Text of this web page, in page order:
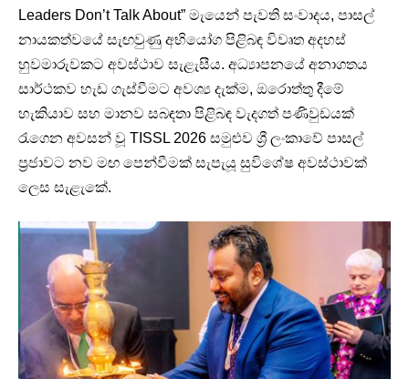
Leaders Don’t Talk About” මැයෙන් පැවති සංවාදය, පාසල්
නායකත්වයේ සැඟවුණු අභියෝග පිළිබඳ විවෘත අදහස්
හුවමාරුවකට අවස්ථාව සැළැසීය. අධ්‍යාපනයේ අනාගතය
සාර්ථකව හැඩ ගැස්වීමට අවශ්‍ය දැක්ම, ඔරොත්තු දීමේ
හැකියාව සහ මානව සබඳතා පිළිබඳ වැදගත් පණිවුඩයක්
රැගෙන අවසන් වූ TISSL 2026 සමුළුව ශ්‍රී ලංකාවේ පාසල්
ප්‍රජාවට නව මඟ පෙන්වීමක් සැපැයූ සුවිශේෂ අවස්ථාවක්
ලෙස සැළැකේ.